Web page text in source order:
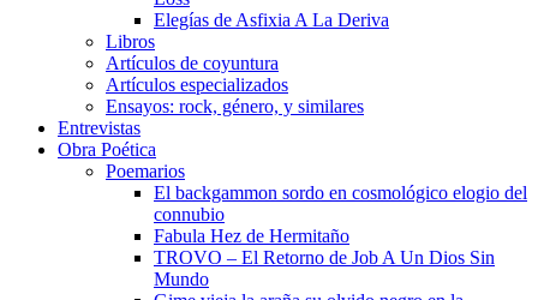
Elegías de Asfixia A La Deriva
Libros
Artículos de coyuntura
Artículos especializados
Ensayos: rock, género, y similares
Entrevistas
Obra Poética
Poemarios
El backgammon sordo en cosmológico elogio del
connubio
Fabula Hez de Hermitaño
TROVO – El Retorno de Job A Un Dios Sin
Mundo